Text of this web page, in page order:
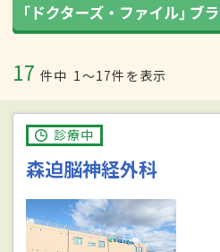
17 件中 1〜17件を表示
診療中
森迫脳神経外科